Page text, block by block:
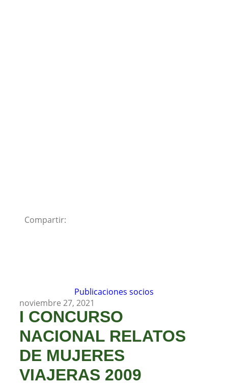
Publicaciones socios
noviembre 27, 2021
I CONCURSO
NACIONAL RELATOS
DE MUJERES
VIAJERAS 2009
Compartir: